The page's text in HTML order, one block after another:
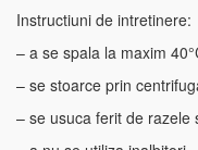
Instructiuni de intretinere:
– a se spala la maxim
– se stoarce prin
– se usuca ferit de razele